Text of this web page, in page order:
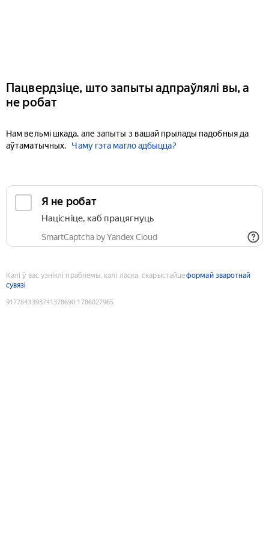
Пацвердзіце, што запыты адпраўлялі вы, а
не робат
Нам вельмі шкада, але запыты з вашай прылады падобныя да
аўтаматычных.
Чаму гэта магло адбыцца?
Я не робат
Націсніце, каб працягнуць
SmartCaptcha by Yandex Cloud
Калі ў вас узніклі праблемы, калі ласка, скарыстайцеформай зваротнай
сувязі
9177843393741378690:1786027965